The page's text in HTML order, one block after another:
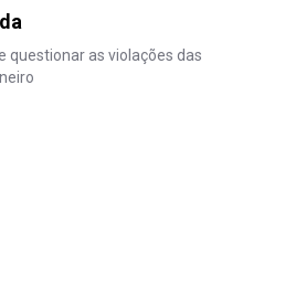
questionar as violações das